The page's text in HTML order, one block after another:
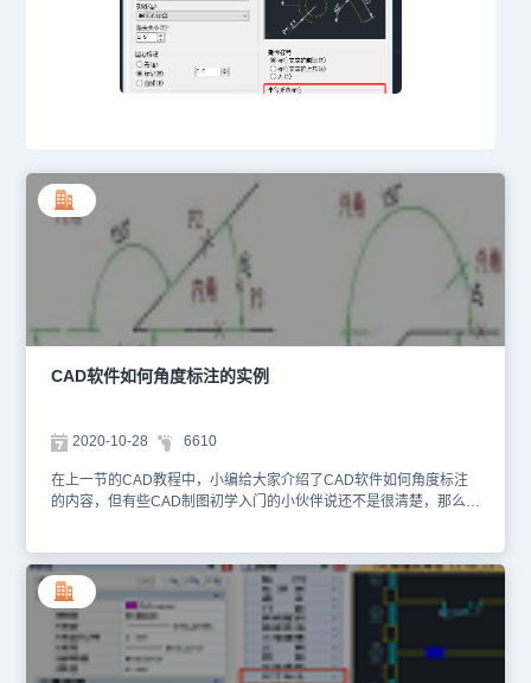
CAD软件如何角度标注的实例
2020-10-28 6610
在上一节的CAD教程中，小编给大家介绍了CAD软件如何角度标注
的内容，但有些CAD制图初学入门的小伙伴说还不是很清楚，那么接
你把光标移动到任何位置，预览到最终的标注效果，单击即可在该处
标注。 角度标注的夹点： 角度标注的位置和尺寸界线长度均可以通
过拖动夹点进行调整。最重要的夹点是增补合并尺寸开间夹点，拖动
该夹点可以增加和改变角度标注开间，还可以改变角度标注界线的长
度，还有移动尺寸线夹点，用于改变角度标注线的位置，尺寸文字自
动跟随移动；选择增补合并尺寸开间夹点，按 Ctrl 键，可以在更改开